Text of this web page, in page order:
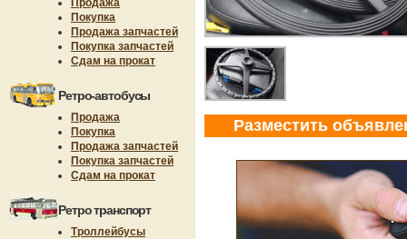
Продажа
Покупка
Продажа запчастей
Покупка запчастей
Сдам на прокат
Ретро-автобусы
Продажа
Покупка
Продажа запчастей
Покупка запчастей
Сдам на прокат
Ретро транспорт
Троллейбусы
Разместить